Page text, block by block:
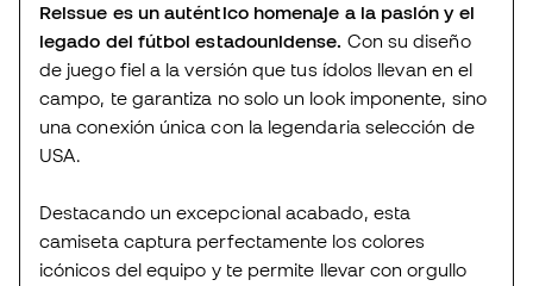
Reissue es un auténtico homenaje a la pasión y el
legado del fútbol estadounidense. Con su diseño
de juego fiel a la versión que tus ídolos llevan en el
campo, te garantiza no solo un look imponente, sino
una conexión única con la legendaria selección de
USA.
Destacando un excepcional acabado, esta
camiseta captura perfectamente los colores
icónicos del equipo y te permite llevar con orgullo